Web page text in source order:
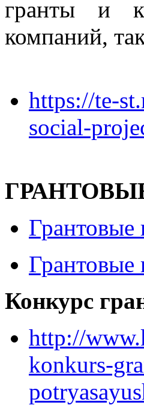
гранты и
компаний,
https://te-
social-
Грантовые
Грантовые
Конкурс
http://
konkurs-